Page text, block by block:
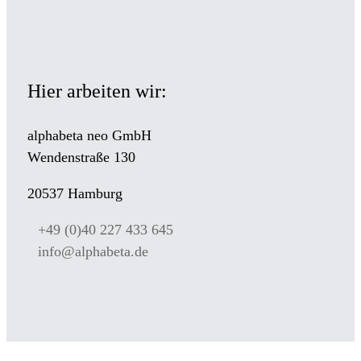
Hier arbeiten wir:
alphabeta neo GmbH
Wendenstraße 130
20537 Hamburg
+49 (0)40 227 433 645
info@alphabeta.de